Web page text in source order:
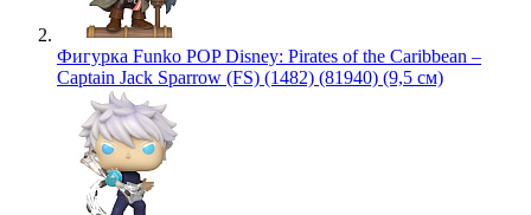
Фигурка Funko POP Disney: Pirates of the Caribbean –
Captain Jack Sparrow (FS) (1482) (81940) (9,5 см)